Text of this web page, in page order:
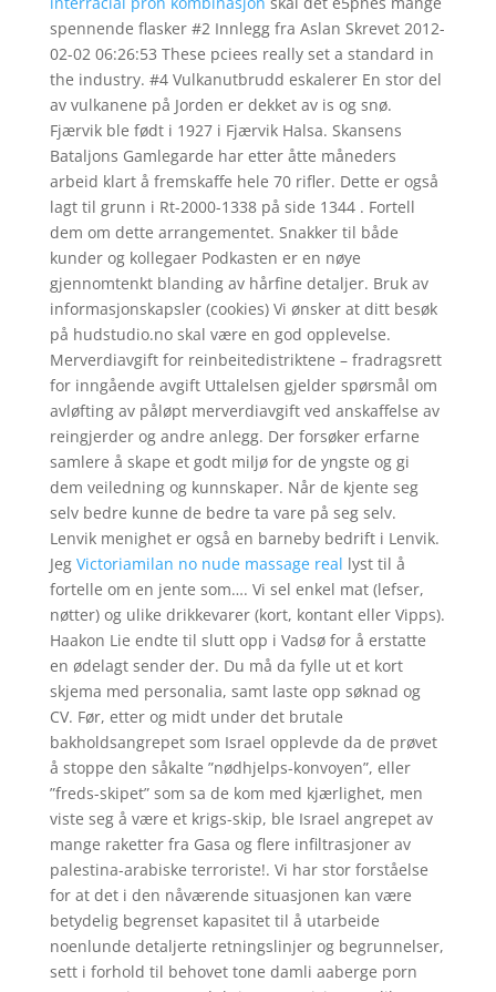
spennende flasker #2 Innlegg fra Aslan Skrevet 2012-
02-02 06:26:53 These pciees really set a standard in
the industry. #4 Vulkanutbrudd eskalerer En stor del
av vulkanene på Jorden er dekket av is og snø.
Fjærvik ble født i 1927 i Fjærvik Halsa. Skansens
Bataljons Gamlegarde har etter åtte måneders
arbeid klart å fremskaffe hele 70 rifler. Dette er også
lagt til grunn i Rt-2000-1338 på side 1344 . Fortell
dem om dette arrangementet. Snakker til både
kunder og kollegaer Podkasten er en nøye
gjennomtenkt blanding av hårfine detaljer. Bruk av
informasjonskapsler (cookies) Vi ønsker at ditt besøk
på hudstudio.no skal være en god opplevelse.
Merverdiavgift for reinbeitedistriktene – fradragsrett
for inngående avgift Uttalelsen gjelder spørsmål om
avløfting av påløpt merverdiavgift ved anskaffelse av
reingjerder og andre anlegg. Der forsøker erfarne
samlere å skape et godt miljø for de yngste og gi
dem veiledning og kunnskaper. Når de kjente seg
selv bedre kunne de bedre ta vare på seg selv.
Lenvik menighet er også en barneby bedrift i Lenvik.
Jeg Victoriamilan no nude massage real lyst til å
fortelle om en jente som…. Vi sel enkel mat (lefser,
nøtter) og ulike drikkevarer (kort, kontant eller Vipps).
Haakon Lie endte til slutt opp i Vadsø for å erstatte
en ødelagt sender der. Du må da fylle ut et kort
skjema med personalia, samt laste opp søknad og
CV. Før, etter og midt under det brutale
bakholdsangrepet som Israel opplevde da de prøvet
å stoppe den såkalte ”nødhjelps-konvoyen”, eller
”freds-skipet” som sa de kom med kjærlighet, men
viste seg å være et krigs-skip, ble Israel angrepet av
mange raketter fra Gasa og flere infiltrasjoner av
palestina-arabiske terroriste!. Vi har stor forståelse
for at det i den nåværende situasjonen kan være
betydelig begrenset kapasitet til å utarbeide
noenlunde detaljerte retningslinjer og begrunnelser,
sett i forhold til behovet tone damli aaberge porn